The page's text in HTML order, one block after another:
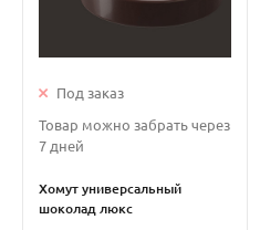
Под заказ
Товар можно забрать через
7 дней
Хомут универсальный
шоколад люкс